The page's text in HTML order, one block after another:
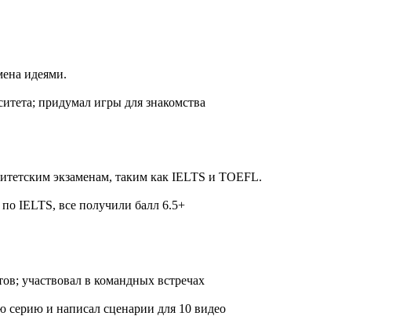
идеями.
придумал игры для знакомства
экзаменам, таким как IELTS и TOEFL.
IELTS, все получили балл 6.5+
участвовал в командных встречах
серию и написал сценарии для 10 видео